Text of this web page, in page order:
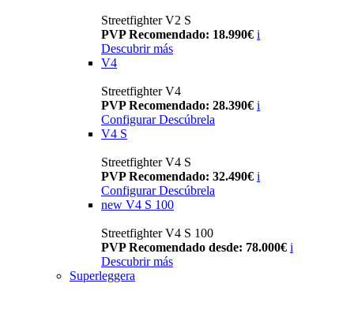
Streetfighter V2 S
PVP Recomendado: 18.990€ i
Descubrir más
V4
Streetfighter V4
PVP Recomendado: 28.390€ i
Configurar Descúbrela
V4 S
Streetfighter V4 S
PVP Recomendado: 32.490€ i
Configurar Descúbrela
new V4 S 100
Streetfighter V4 S 100
PVP Recomendado desde: 78.000€ i
Descubrir más
Superleggera